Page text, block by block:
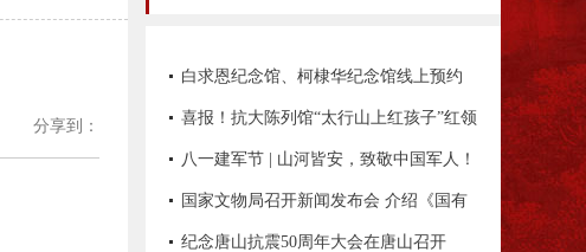
白求恩纪念馆、柯棣华纪念馆线上预约
平台正式开通！
喜报！抗大陈列馆“太行山上红孩子”红领
巾讲解员项目入选全国典型项目
八一建军节 | 山河皆安，致敬中国军人！
国家文物局召开新闻发布会 介绍《国有
文物资源数据管理办法》《革命文物保
纪念唐山抗震50周年大会在唐山召开
分享到：